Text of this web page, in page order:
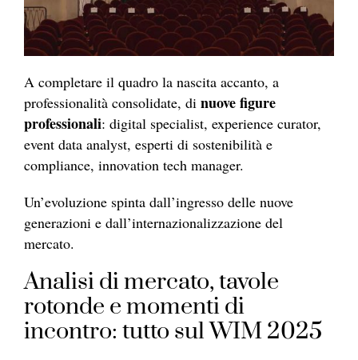
A completare il quadro la nascita accanto, a
professionalità consolidate, di nuove figure
professionali: digital specialist, experience curator,
event data analyst, esperti di sostenibilità e
compliance, innovation tech manager.
Un’evoluzione spinta dall’ingresso delle nuove
generazioni e dall’internazionalizzazione del
mercato.
Analisi di mercato, tavole
rotonde e momenti di
incontro: tutto sul WIM 2025